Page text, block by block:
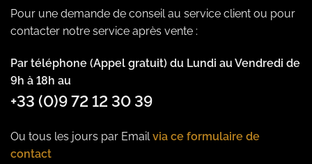
Pour une demande de conseil au service client ou pour
contacter notre service après vente :
Par téléphone (Appel gratuit) du Lundi au Vendredi de
9h à 18h au
+33 (0)9 72 12 30 39
Ou tous les jours par Emailvia ce formulaire de
contact